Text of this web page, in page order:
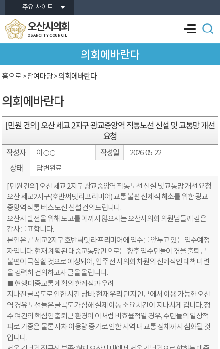
본문바로가기주요 사이트
오산시의회
OSANCITY COUNCIL
의회에바란다
의회에바란다
홈으로> 참여마당 >의회에바란다
[민원 건의] 오산 세교 2지구 광교중앙역 직통노선 신설 및 교통망 개선
요청
작성자 이○○ 작성일 2026-05-22
상태 답변완료
​[민원 건의] 오산 세교 2지구 광교중앙역 직통노선 신설 및 교통망 개선 요청
오산 세교2지구(호반써밋 라프리미어) 교통 불편 선제적 해소를 위한 광교
중앙역 직통 버스 노선 신설 건의드립니다.
​오산시 발전을 위해 노고를 아끼지 않으시는 오산시의회 의원님들께 깊은
감사를 표합니다.
​본인은 곧 세교2지구 호반써밋 라프리미어에 입주를 앞두고 있는 입주예정
자입니다. 현재 계획된 대중교통망만으로는 향후 입주민들이 겪을 출퇴근
불편이 극심할 것으로 예상되어, 입주 전 시의회 차원의 선제적인 대책 마련
을 강력히 건의하고자 글을 올립니다.
​■ 현행 대중교통 계획의 한계점과 우려
​지나친 굴곡도로 인한 시간 낭비: 현재 우리 단지 인근에서 이용 가능한 오산
역 경유 노선들은 굴곡도가 심해 실제 이동 소요 시간이 지나치게 깁니다. 정
주 여건의 핵심인 출퇴근 환경이 이처럼 비효율적일 경우, 주민들의 일상적
피로 가중은 물론 자차 이용량 증가로 인한 지역 내 교통 정체까지 심화될 것
입니다.